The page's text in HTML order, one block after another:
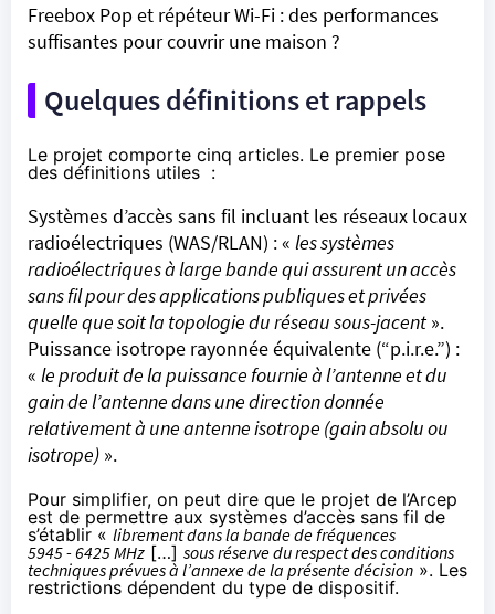
Freebox Pop et répéteur Wi-Fi : des performances
suffisantes pour couvrir une maison ?
Quelques définitions et rappels
Le projet comporte cinq articles. Le premier pose
des définitions utiles :
Systèmes d’accès sans fil incluant les réseaux locaux
radioélectriques (WAS/RLAN) : « les systèmes
radioélectriques à large bande qui assurent un accès
sans fil pour des applications publiques et privées
quelle que soit la topologie du réseau sous-jacent ».
Puissance isotrope rayonnée équivalente (“p.i.r.e.”) :
« le produit de la puissance fournie à l’antenne et du
gain de l’antenne dans une direction donnée
relativement à une antenne isotrope (gain absolu ou
isotrope) ».
Pour simplifier, on peut dire que le projet de l’Arcep
est de permettre aux systèmes d’accès sans fil de
s’établir « librement dans la bande de fréquences
5945 - 6425 MHz […] sous réserve du respect des conditions
techniques prévues à l’annexe de la présente décision ». Les
restrictions dépendent du type de dispositif.